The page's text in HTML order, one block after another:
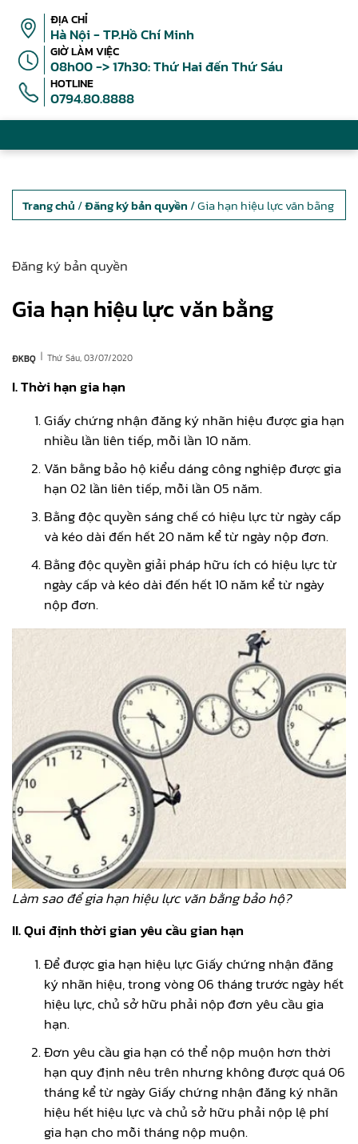
ĐỊA CHỈ
Hà Nội - TP.Hồ Chí Minh
GIỜ LÀM VIỆC
08h00 -> 17h30: Thứ Hai đến Thứ Sáu
HOTLINE
0794.80.8888
Trang chủ /Đăng ký bản quyền / Gia hạn hiệu lực văn bằng
Đăng ký bản quyền
Gia hạn hiệu lực văn bằng
ĐKBQ | Thứ Sáu, 03/07/2020
I. Thời hạn gia hạn
Giấy chứng nhận đăng ký nhãn hiệu được gia hạn
nhiều lần liên tiếp, mỗi lần 10 năm.
Văn bằng bảo hộ kiểu dáng công nghiệp được gia
hạn 02 lần liên tiếp, mỗi lần 05 năm.
Bằng độc quyền sáng chế có hiệu lực từ ngày cấp
và kéo dài đến hết 20 năm kể từ ngày nộp đơn.
Bằng độc quyền giải pháp hữu ích có hiệu lực từ
ngày cấp và kéo dài đến hết 10 năm kể từ ngày
nộp đơn.
Làm sao để gia hạn hiệu lực văn bằng bảo hộ?
II. Qui định thời gian yêu cầu gian hạn
Để được gia hạn hiệu lực Giấy chứng nhận đăng
ký nhãn hiệu, trong vòng 06 tháng trước ngày hết
hiệu lực, chủ sở hữu phải nộp đơn yêu cầu gia
hạn.
Đơn yêu cầu gia hạn có thể nộp muộn hơn thời
hạn quy định nêu trên nhưng không được quá 06
tháng kể từ ngày Giấy chứng nhận đăng ký nhãn
hiệu hết hiệu lực và chủ sở hữu phải nộp lệ phí
gia hạn cho mỗi tháng nộp muộn.